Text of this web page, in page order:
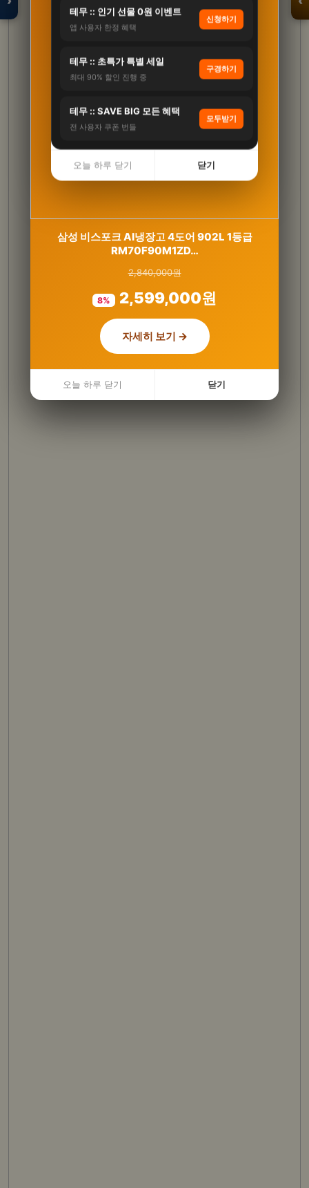
테무 :: 인기 선물 0원 이벤트
앱 사용자 한정 혜택
신청하기
테무 :: 초특가 특별 세일
최대 90% 할인 진행 중
구경하기
테무 :: SAVE BIG 모든 혜택
전 사용자 쿠폰 번들
모두받기
오늘 하루 닫기 닫기
[썸머 기획전] 루테인 지아잔틴 아스타잔틴 서목
태 추출물 식물성캡슐…
200,000원
56% 87,000원
자세히 보기 →
오늘 하루 닫기 닫기
삼성 비스포크 AI냉장고 4도어 902L 1등급
RM70F90M1ZD…
2,840,000원
8% 2,599,000원
자세히 보기 →
오늘 하루 닫기 닫기